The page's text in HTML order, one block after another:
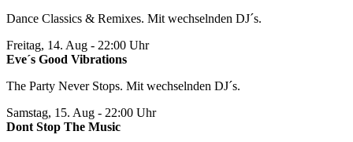
Dance Classics & Remixes. Mit wechselnden DJ´s.
Freitag, 14. Aug - 22:00 Uhr
Eve´s Good Vibrations
The Party Never Stops. Mit wechselnden DJ´s.
Samstag, 15. Aug - 22:00 Uhr
Dont Stop The Music